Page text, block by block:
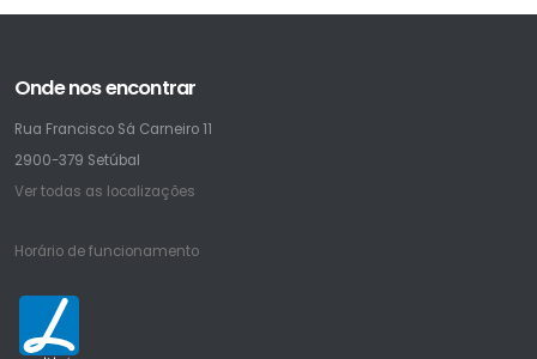
Onde nos encontrar
Rua Francisco Sá Carneiro 11
2900-379 Setúbal
Ver todas as localizações
Horário de funcionamento